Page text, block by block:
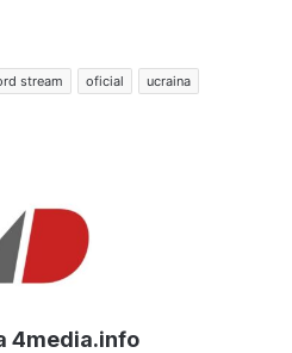
stream oficial
ucraina
4media.info